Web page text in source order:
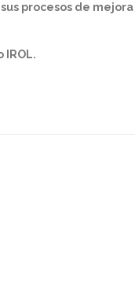
procesos de
IROL.